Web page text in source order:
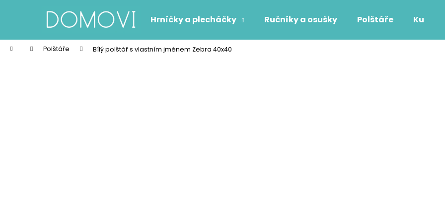
Hrníčky a plecháčky Ručníky a osušky Polštáře
Domů Polštáře Bílý polštář s vlastním jménem Zebra 40x40
í
Zpět
do
obchodu
Zpět
do
obchodu
Co potřebujete najít?